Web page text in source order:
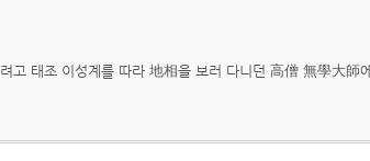
고 태조 이성계를 따라 地相을 보러 다니던 高僧 無學大師에